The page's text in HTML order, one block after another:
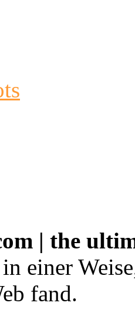
| the
einer
fand.